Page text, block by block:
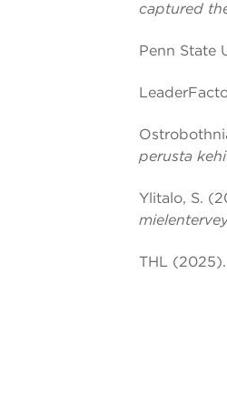
captured
Penn State
perusta
Ylitalo, S.
THL (2025).